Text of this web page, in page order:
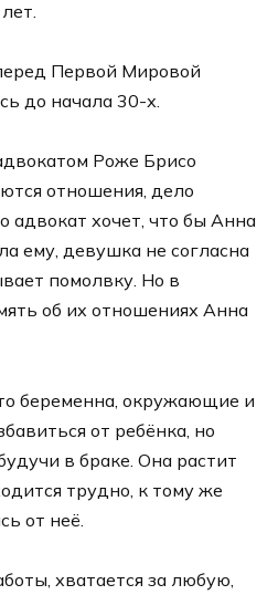
Первой Мировой
до начала 30-х.
Роже Брисо
отношения, дело
адвокат хочет, что бы Анна
ему, девушка не согласна
помолвку. Но в
об их отношениях Анна
беременна, окружающие и
от ребёнка, но
в браке. Она растит
трудно, к тому же
от неё.
хватается за любую,